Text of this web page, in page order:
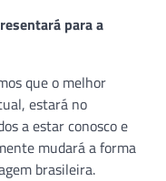
para a
que o melhor
estará no
a estar conosco e
mudará a forma
brasileira.